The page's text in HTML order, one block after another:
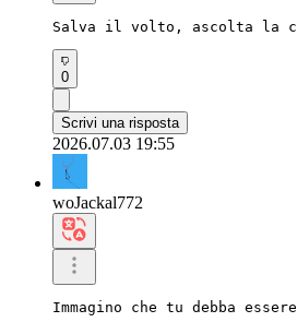
Salva il volto, ascolta la
0
Scrivi una risposta
2026.07.03 19:55
woJackal772
Immagino che tu debba